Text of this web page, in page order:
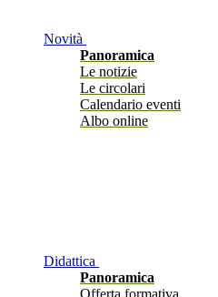
Novità
Panoramica
Le notizie
Le circolari
Calendario eventi
Albo online
Didattica
Panoramica